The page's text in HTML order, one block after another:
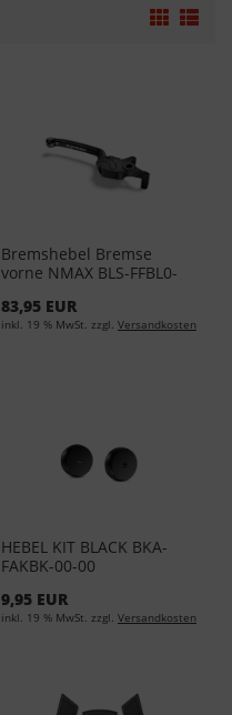
Bremshebel Bremse
vorne NMAX BLS-FFBL0-
83,95 EUR
inkl. 19 % MwSt. zzgl. Versandkosten
HEBEL KIT BLACK BKA-
FAKBK-00-00
9,95 EUR
inkl. 19 % MwSt. zzgl. Versandkosten